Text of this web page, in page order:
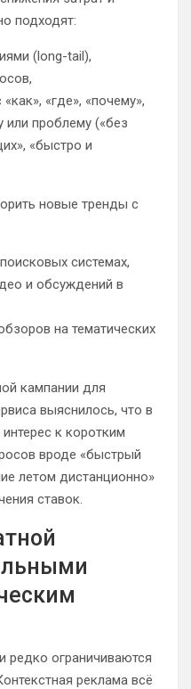
подходят:
(long-tail),
«где», «почему»,
проблему («без
«быстро и
новые тренды с
системах,
и обсуждений в
на тематических
кампании для
выяснилось, что в
к коротким
вроде «быстрый
летом дистанционно»
ставок.
редко ограничиваются
реклама всё